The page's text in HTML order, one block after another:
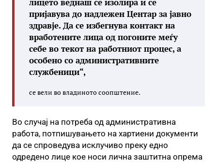
пријавува до надлежен Центар за јавно
здравје. Да се избегнува контакт на
вработените лица од погоните меѓу
себе во текот на работниот процес, а
особено со административните
службеници“,
се вели во владиното соопштение.
Во случај на потреба од административна
работа, потпишувањето на хартиени документи
да се спроведува исклучиво преку едно
одредено лице кое носи лична заштитна опрема